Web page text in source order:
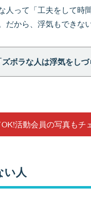
人って「工夫をして時
だから、浮気もできな
ズボラな人は浮気をし
活動会員の写真も
い人